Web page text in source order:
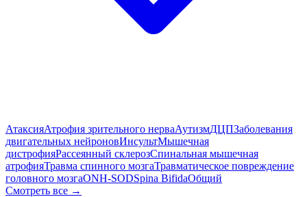
АтаксияАтрофия зрительного нерваАутизмДЦПЗаболевания
двигательных нейроновИнсультМышечная
дистрофияРассеянный склерозСпинальная мышечная
атрофияТравма спинного мозгаТравматическое повреждение
головного мозгаONH-SODSpina BifidaОбщий
Смотреть все →